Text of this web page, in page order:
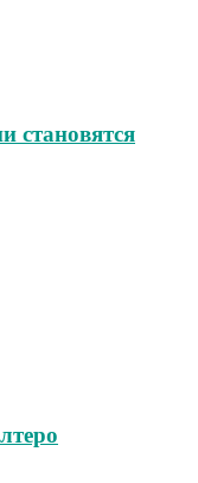
становятся